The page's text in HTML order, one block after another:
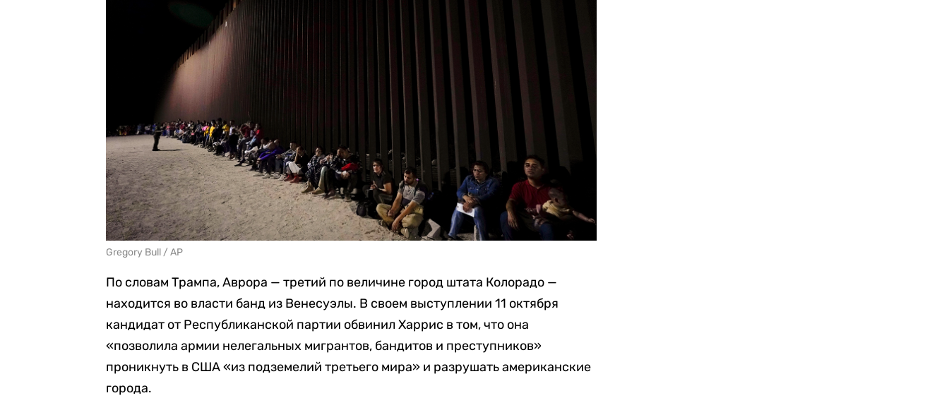
Gregory Bull / AP
По словам Трампа, Аврора — третий по величине город штата Колорадо —
находится во власти банд из Венесуэлы. В своем выступлении 11 октября
кандидат от Республиканской партии обвинил Харрис в том, что она
«позволила армии нелегальных мигрантов, бандитов и преступников»
проникнуть в США «из подземелий третьего мира» и разрушать американские
города.